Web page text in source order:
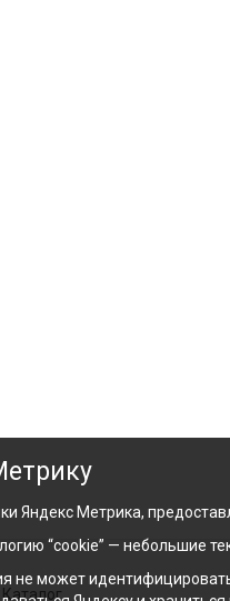
Каталог
Яндекс Метрика,
“cookie” — небольшие
может